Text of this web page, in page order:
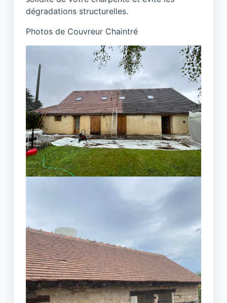
dégradations structurelles.
Photos de Couvreur Chaintré